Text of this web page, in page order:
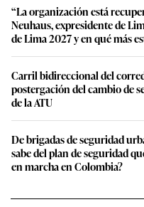
“La organización está
Neuhaus, expresidente de
de Lima 2027 y en qué más
Carril bidireccional del
postergación del cambio de
de la ATU
De brigadas de seguridad
sabe del plan de seguridad
en marcha en Colombia?